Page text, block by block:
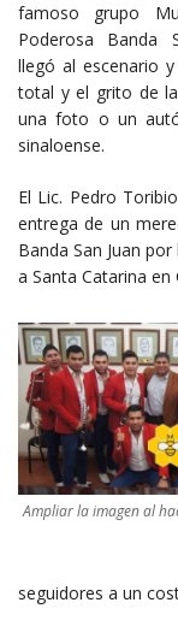
famoso grupo
Poderosa Banda
llegó al escenario
total y el grito de
una foto o un
sinaloense.
El Lic. Pedro
entrega de un
Banda San Juan
a Santa Catarina en
Ampliar la imagen al
seguidores a un